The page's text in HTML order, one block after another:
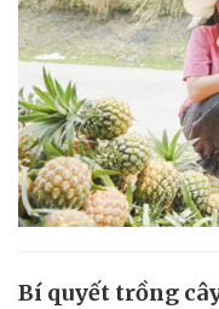
Bí quyết trồng